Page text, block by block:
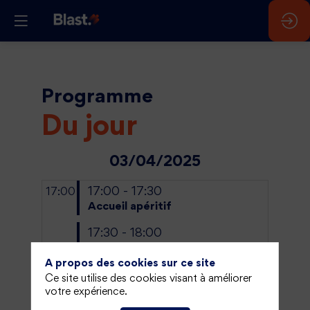
Programme
Du jour
03/04/2025
17:00 17:00 - 17:30
Accueil apéritif
17:30 - 18:00
18:00
18:00 - 19:00
Networking
A propos des cookies sur ce site
Ce site utilise des cookies visant à améliorer
votre expérience.